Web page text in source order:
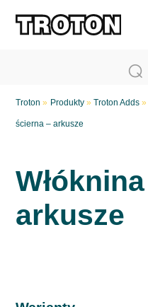
Troton » Produkty» Troton Adds»
ścierna – arkusze
arkusze